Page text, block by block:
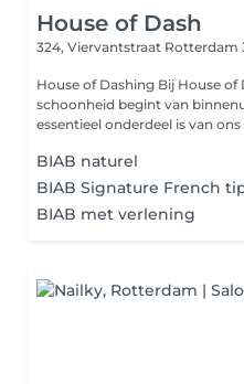
House of Dash
324, Viervantstraat Rotterdam
House of Dashing Bij House
schoonheid begint van
essentieel onderdeel is van ons
BIAB naturel
BIAB Signature French
BIAB met verlening